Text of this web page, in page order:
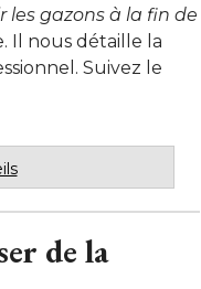
les gazons à la fin de
Il nous détaille la
Suivez le
de la